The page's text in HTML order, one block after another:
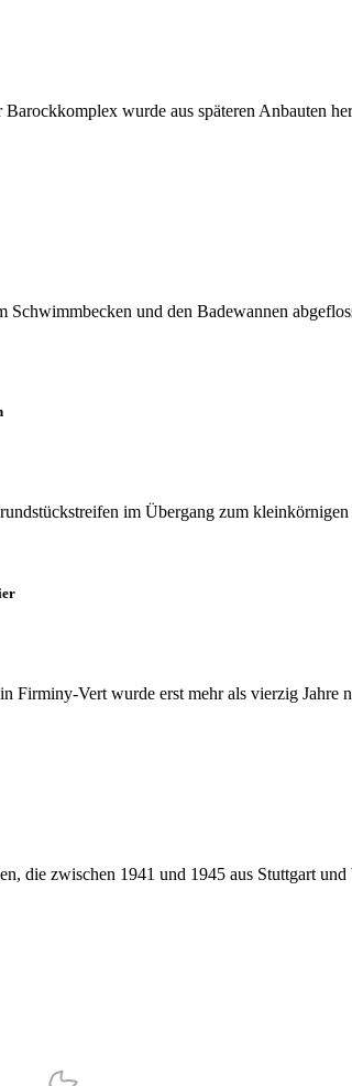
wurde aus späteren Anbauten
Schwimmbecken und den Badewannen
im Übergang zum
Vert wurde erst mehr als vierzig Jahre
die zwischen 1941 und 1945 aus Stuttgart